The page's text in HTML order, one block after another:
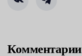
Комментарии